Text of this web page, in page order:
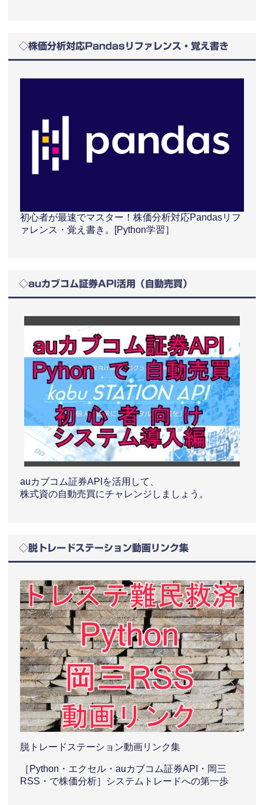
◇株価分析対応Pandasリファレンス・覚え書き
初心者が最速でマスター！株価分析対応Pandasリフ
ァレンス・覚え書き。[Python学習］
◇auカブコム証券API活用（自動売買）
auカブコム証券APIを活用して、
株式資の自動売買にチャレンジしましょう。
◇脱トレードステーション動画リンク集
脱トレードステーション動画リンク集
［Python・エクセル・auカブコム証券API・岡三
RSS・で株価分析］システムトレードへの第一歩